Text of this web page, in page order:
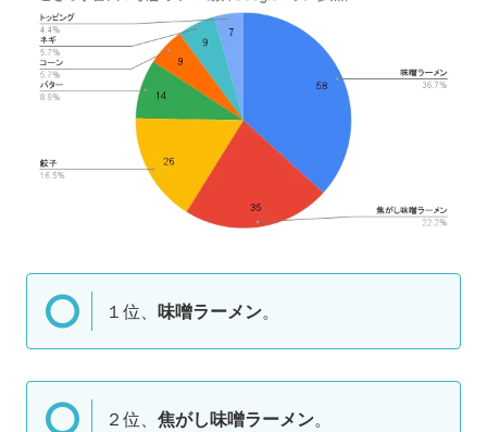
１位、 味噌ラーメン。
２位、 焦がし味噌ラーメン。